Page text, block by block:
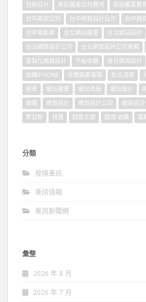
包裝設計
南投搬家公司費用 南投搬家費
台中搬家公司
台中網頁設計公司
台中網
台中電動車
台北網站建置 台北網站設計
台北網頁設計公司
台北網頁設計公司推薦
客製化網頁設計
平板收購 後台網頁設計
收購IPHONE
收購蘋果電腦 新北清潔
租車
網站建置 網站改版 網站設計
網路
網頁設計 網頁設計公司
網頁設
聚甘新
貨運 銷售文案 鏡頭 收購 電
分類
發燒車訊
車訊情報
車訊新聞網
彙整
2026 年 8 月
2026 年 7 月